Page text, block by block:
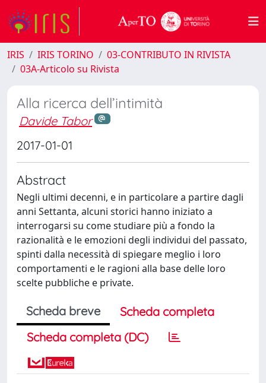
IRIS IRIS TORINO
03-CONTRIBUTO IN RIVISTA
03A-Articolo su Rivista
Alla ricerca dell’intimità
Davide Tabor
2017-01-01
Abstract
Negli ultimi decenni, e in particolare a partire dagli
anni Settanta, alcuni storici hanno iniziato a
interrogarsi su come studiare più a fondo la
razionalità e le emozioni degli individui del passato,
spinti dalla necessità di spiegare meglio i loro
comportamenti e le ragioni alla base delle loro
scelte pubbliche e private.
Scheda breve
Scheda completa
Scheda completa (DC)